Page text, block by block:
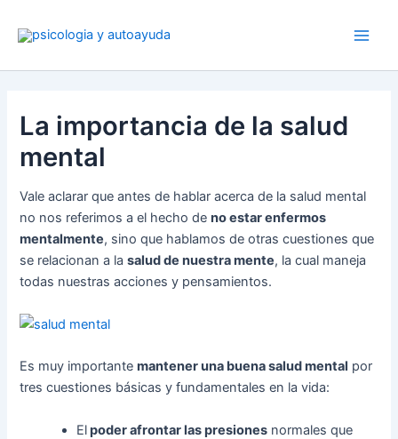
La importancia de la salud
mental
Vale aclarar que antes de hablar acerca de la salud mental
no nos referimos a el hecho deno estar enfermos
mentalmente, sino que hablamos de otras cuestiones que
se relacionan a lasalud de nuestra mente, la cual maneja
todas nuestras acciones y pensamientos.
Es muy importantemantener una buena salud mental por
tres cuestiones básicas y fundamentales en la vida:
Elpoder afrontar las presiones normales que